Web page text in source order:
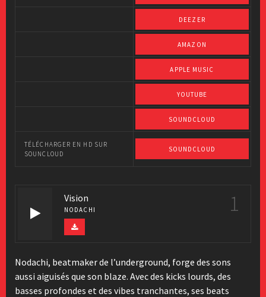
DEEZER
AMAZON
APPLE MUSIC
YOUTUBE
SOUNDCLOUD
TÉLÉCHARGER EN HD SUR
SOUNCLOUD
SOUNDCLOUD
Vision
NODACHI 1
Nodachi, beatmaker de l’underground, forge des sons
aussi aiguisés que son blaze. Avec des kicks lourds, des
basses profondes et des vibes tranchantes, ses beats